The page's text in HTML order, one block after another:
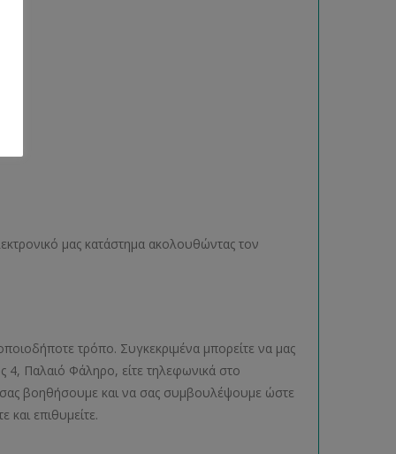
μας κατάστημα ακολουθώντας τον
τρόπο. Συγκεκριμένα μπορείτε να μας
4, Παλαιό Φάληρο, είτε τηλεφωνικά στο
σας βοηθήσουμε και να σας συμβουλέψουμε ώστε
και επιθυμείτε.